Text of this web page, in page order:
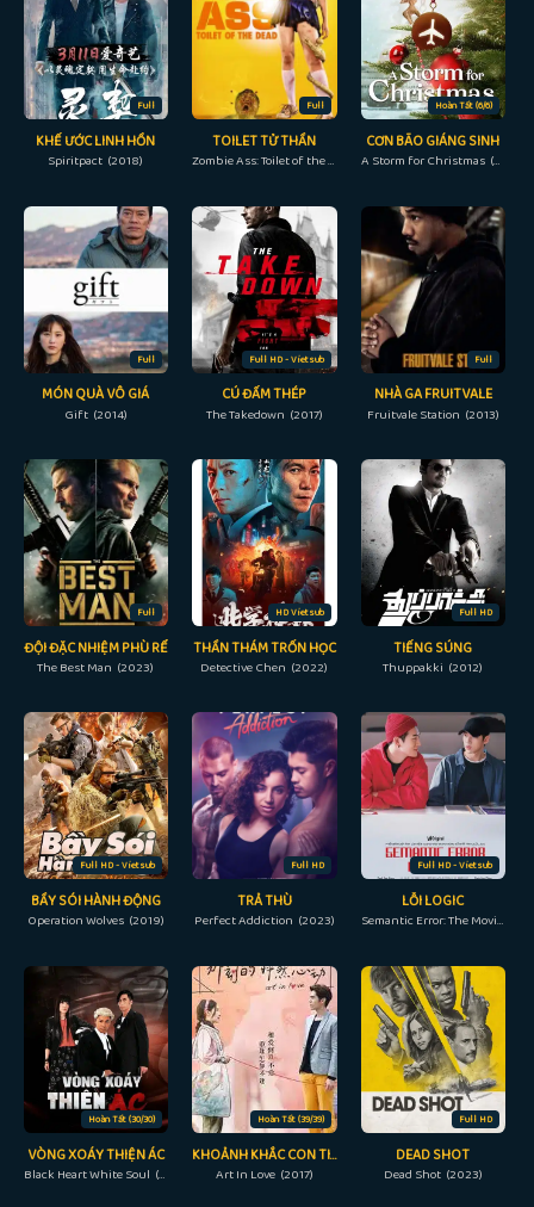
Full
KHẾ ƯỚC LINH HỒN
Spiritpact (2018)
Full
TOILET TỬ THẦN
Zombie Ass: Toilet of the Dead (2012)
Hoàn Tất (6/6)
CƠN BÃO GIÁNG SINH
A Storm for Christmas (2022)
Full
MÓN QUÀ VÔ GIÁ
Gift (2014)
Full HD - Vietsub
CÚ ĐẤM THÉP
The Takedown (2017)
Full
NHÀ GA FRUITVALE
Fruitvale Station (2013)
Full
ĐỘI ĐẶC NHIỆM PHÙ RỂ
The Best Man (2023)
HD Vietsub
THẦN THÁM TRỐN HỌC
Detective Chen (2022)
Full HD
TIẾNG SÚNG
Thuppakki (2012)
Full HD - Vietsub
BẦY SÓI HÀNH ĐỘNG
Operation Wolves (2019)
Full HD
TRẢ THÙ
Perfect Addiction (2023)
Full HD - Vietsub
LỖI LOGIC
Semantic Error: The Movie (2022)
Hoàn Tất (30/30)
VÒNG XOÁY THIỆN ÁC
Black Heart White Soul (2014)
Hoàn Tất (39/39)
KHOẢNH KHẮC CON TIM RUNG ĐỘNG
Art In Love (2017)
Full HD
DEAD SHOT
Dead Shot (2023)